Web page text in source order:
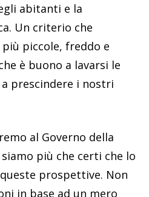
abitanti e la
Un criterio che
piccole, freddo e
è buono a lavarsi le
prescindere i nostri
al Governo della
siamo più che certi che lo
prospettive. Non
in base ad un mero